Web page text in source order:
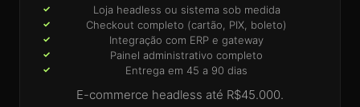
Loja headless ou sistema sob medida
Checkout completo (cartão, PIX, boleto)
Integração com ERP e gateway
Painel administrativo completo
Entrega em 45 a 90 dias
E-commerce headless até R$45.000.